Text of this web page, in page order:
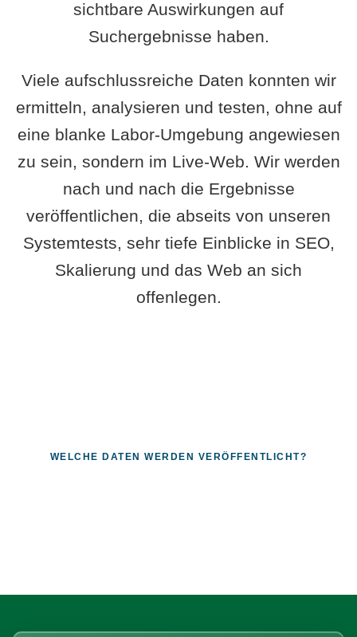
sichtbare Auswirkungen auf
Suchergebnisse haben.
Viele aufschlussreiche Daten konnten wir
ermitteln, analysieren und testen, ohne auf
eine blanke Labor-Umgebung angewiesen
zu sein, sondern im Live-Web. Wir werden
nach und nach die Ergebnisse
veröffentlichen, die abseits von unseren
Systemtests, sehr tiefe Einblicke in SEO,
Skalierung und das Web an sich
offenlegen.
WELCHE DATEN WERDEN VERÖFFENTLICHT?